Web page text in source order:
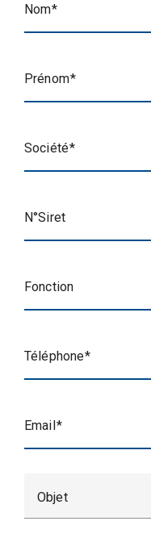
Nom
Prénom
Société
N°Siret
Fonction
Téléphone
Email
Objet